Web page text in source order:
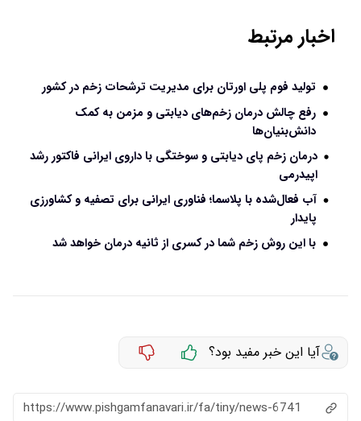
اخبار مرتبط
تولید فوم پلی اورتان برای مدیریت ترشحات زخم در کشور
رفع چالش درمان زخم‌های دیابتی و مزمن به کمک
دانش‌بنیان‌ها
درمان زخم پای دیابتی و سوختگی با داروی ایرانی فاکتور رشد
اپیدرمی
آب فعال‌شده با پلاسما؛ فناوری ایرانی برای تصفیه و کشاورزی
پایدار
با این روش زخم شما در کسری از ثانیه درمان خواهد شد
آیا این خبر مفید بود؟
https://www.pishgamfanavari.ir/fa/tiny/news-6741